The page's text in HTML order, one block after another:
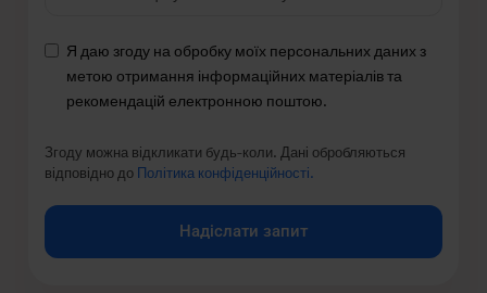
Я даю згоду на обробку моїх персональних даних з
метою отримання інформаційних матеріалів та
рекомендацій електронною поштою.
Згоду можна відкликати будь-коли. Дані обробляються
відповідно до Політика конфіденційності.
Надіслати запит